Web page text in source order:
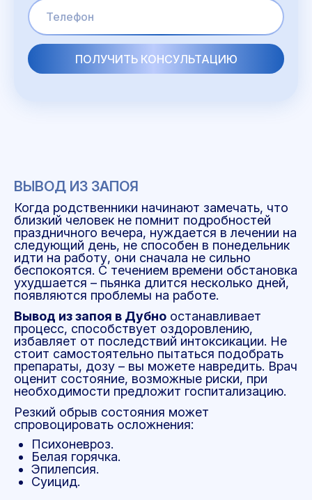
ВЫВОД ИЗ ЗАПОЯ
Когда родственники начинают замечать, что
близкий человек не помнит подробностей
праздничного вечера, нуждается в лечении на
следующий день, не способен в понедельник
идти на работу, они сначала не сильно
беспокоятся. С течением времени обстановка
ухудшается – пьянка длится несколько дней,
появляются проблемы на работе.
Вывод из запоя в Дубно останавливает
процесс, способствует оздоровлению,
избавляет от последствий интоксикации. Не
стоит самостоятельно пытаться подобрать
препараты, дозу – вы можете навредить. Врач
оценит состояние, возможные риски, при
необходимости предложит госпитализацию.
Резкий обрыв состояния может
спровоцировать осложнения:
Психоневроз.
Белая горячка.
Эпилепсия.
Суицид.